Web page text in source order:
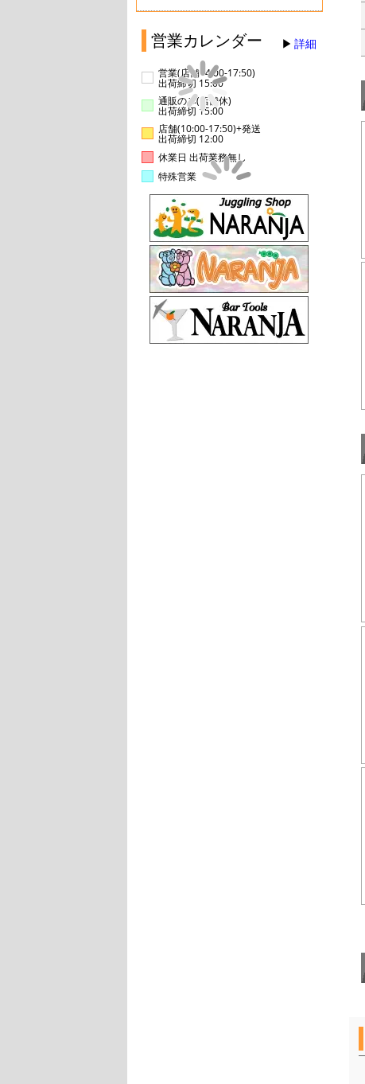
営業カレンダー 詳細
営業(店舗14:00-17:50)
出荷締切 15:00
通販のみ(店舗休)
出荷締切 15:00
店舗(10:00-17:50)+発送
出荷締切 12:00
休業日 出荷業務無し
特殊営業